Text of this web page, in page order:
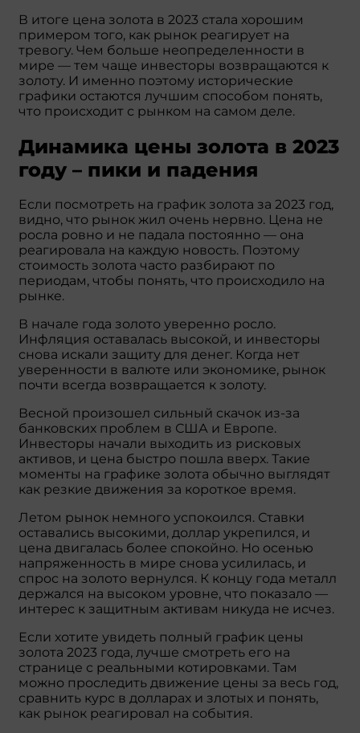
В итоге цена золота в 2023 стала хорошим
примером того, как рынок реагирует на
тревогу. Чем больше неопределенности в
мире — тем чаще инвесторы возвращаются к
золоту. И именно поэтому исторические
графики остаются лучшим способом понять,
что происходит с рынком на самом деле.
Динамика цены золота в 2023
году – пики и падения
Если посмотреть на график золота за 2023 год,
видно, что рынок жил очень нервно. Цена не
росла ровно и не падала постоянно — она
реагировала на каждую новость. Поэтому
стоимость золота часто разбирают по
периодам, чтобы понять, что происходило на
рынке.
В начале года золото уверенно росло.
Инфляция оставалась высокой, и инвесторы
снова искали защиту для денег. Когда нет
уверенности в валюте или экономике, рынок
почти всегда возвращается к золоту.
Весной произошел сильный скачок из-за
банковских проблем в США и Европе.
Инвесторы начали выходить из рисковых
активов, и цена быстро пошла вверх. Такие
моменты на графике золота обычно выглядят
как резкие движения за короткое время.
Летом рынок немного успокоился. Ставки
оставались высокими, доллар укрепился, и
цена двигалась более спокойно. Но осенью
напряженность в мире снова усилилась, и
спрос на золото вернулся. К концу года металл
держался на высоком уровне, что показало —
интерес к защитным активам никуда не исчез.
Если хотите увидеть полный график цены
золота 2023 года, лучше смотреть его на
странице с реальными котировками. Там
можно проследить движение цены за весь год,
сравнить курс в долларах и злотых и понять,
как рынок реагировал на события.